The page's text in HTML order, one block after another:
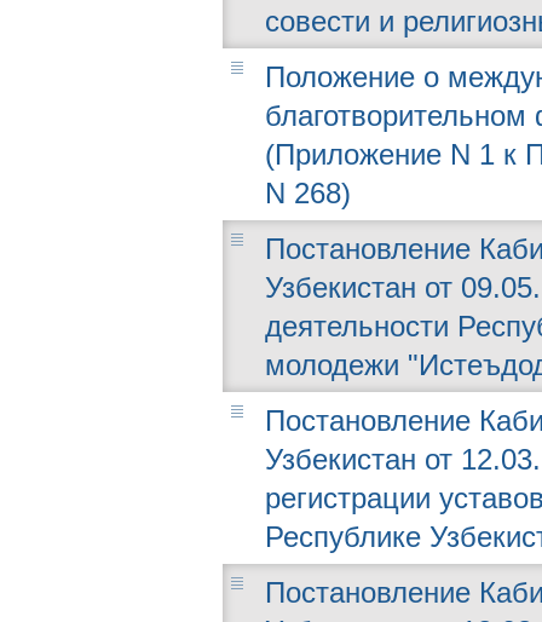
совести и
Положение о
(Приложение N 1 к
N 268)
Постановление
Узбекистан от
деятельности
молодежи
Постановление
Узбекистан от
регистрации
Республике
Постановление